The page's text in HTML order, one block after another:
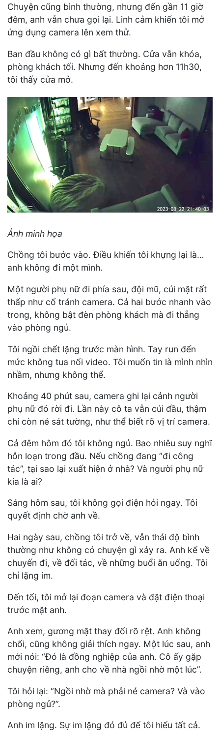
Chuyện cũng bình thường, nhưng đến gần 11 giờ
đêm, anh vẫn chưa gọi lại. Linh cảm khiến tôi mở
ứng dụng camera lên xem thử.
Ban đầu không có gì bất thường. Cửa vẫn khóa,
phòng khách tối. Nhưng đến khoảng hơn 11h30,
tôi thấy cửa mở.
Ảnh minh họa
Chồng tôi bước vào. Điều khiến tôi khựng lại là…
anh không đi một mình.
Một người phụ nữ đi phía sau, đội mũ, cúi mặt rất
thấp như cố tránh camera. Cả hai bước nhanh vào
trong, không bật đèn phòng khách mà đi thẳng
vào phòng ngủ.
Tôi ngồi chết lặng trước màn hình. Tay run đến
mức không tua nổi video. Tôi muốn tin là mình nhìn
nhầm, nhưng không thể.
Khoảng 40 phút sau, camera ghi lại cảnh người
phụ nữ đó rời đi. Lần này cô ta vẫn cúi đầu, thậm
chí còn né sát tường, như thể biết rõ vị trí camera.
Cả đêm hôm đó tôi không ngủ. Bao nhiêu suy nghĩ
hỗn loạn trong đầu. Nếu chồng đang “đi công
tác”, tại sao lại xuất hiện ở nhà? Và người phụ nữ
kia là ai?
Sáng hôm sau, tôi không gọi điện hỏi ngay. Tôi
quyết định chờ anh về.
Hai ngày sau, chồng tôi trở về, vẫn thái độ bình
thường như không có chuyện gì xảy ra. Anh kể về
chuyến đi, về đối tác, về những buổi ăn uống. Tôi
chỉ lặng im.
Đến tối, tôi mở lại đoạn camera và đặt điện thoại
trước mặt anh.
Anh xem, gương mặt thay đổi rõ rệt. Anh không
chối, cũng không giải thích ngay. Một lúc sau, anh
mới nói: “Đó là đồng nghiệp của anh. Cô ấy gặp
chuyện riêng, anh cho về nhà ngồi nhờ một lúc”.
Tôi hỏi lại: “Ngồi nhờ mà phải né camera? Và vào
phòng ngủ?”.
Anh im lặng. Sự im lặng đó đủ để tôi hiểu tất cả.